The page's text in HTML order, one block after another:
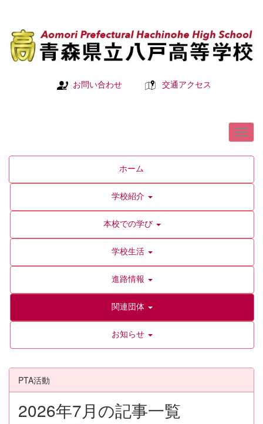
お問い合わせ 交通アクセス
ホーム
学校紹介
本校での学び
学校生活
進路情報
関連団体
お知らせ
PTA活動
2026年7月の記事一覧